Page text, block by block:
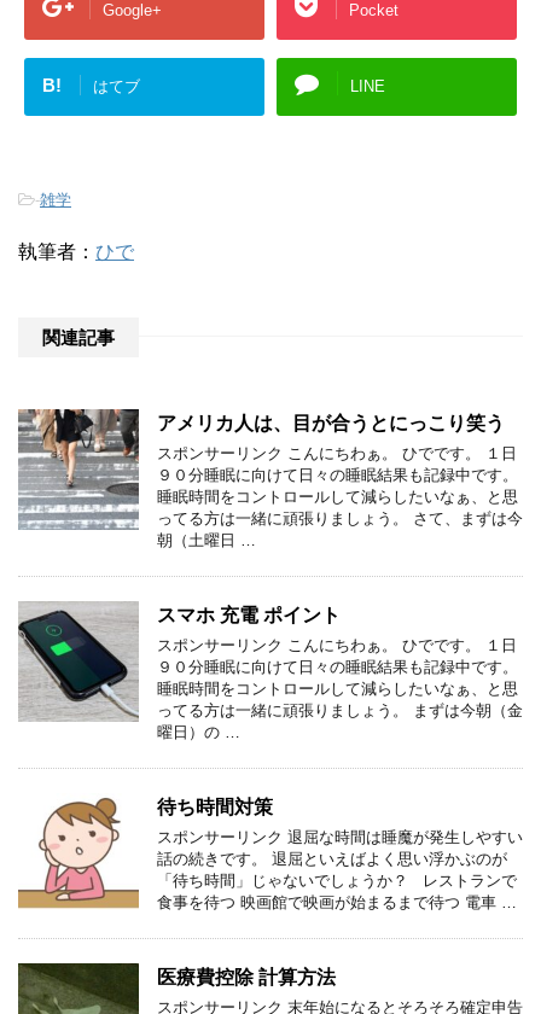
Google+ Pocket
B! はてブ LINE
-雑学
執筆者： ひで
関連記事
アメリカ人は、目が合うとにっこり笑う
スポンサーリンク こんにちわぁ。 ひでです。 １日
９０分睡眠に向けて日々の睡眠結果も記録中です。
睡眠時間をコントロールして減らしたいなぁ、と思
ってる方は一緒に頑張りましょう。 さて、まずは今
朝（土曜日 …
スマホ 充電 ポイント
スポンサーリンク こんにちわぁ。 ひでです。 １日
９０分睡眠に向けて日々の睡眠結果も記録中です。
睡眠時間をコントロールして減らしたいなぁ、と思
ってる方は一緒に頑張りましょう。 まずは今朝（金
曜日）の …
待ち時間対策
スポンサーリンク 退屈な時間は睡魔が発生しやすい
話の続きです。 退屈といえばよく思い浮かぶのが
「待ち時間」じゃないでしょうか？ レストランで
食事を待つ 映画館で映画が始まるまで待つ 電車 …
医療費控除 計算方法
スポンサーリンク 末年始になるとそろそろ確定申告